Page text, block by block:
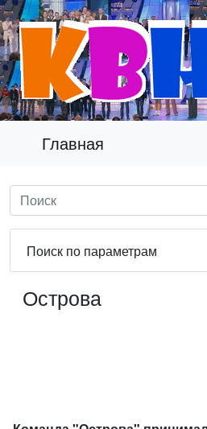
Главная
Поиск по параметрам
Острова